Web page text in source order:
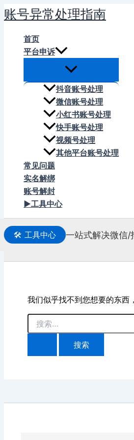
跳
至
账号异常处理指南
首页
平台申诉
抖音账号处理
微信账号处理
小红书账号处理
快手账号处理
视频号处理
其他平台账号处理
常见问题
实名解绑
账号解封
▶工具中心
🛠️ 工具中心 一站式解决微信/
我们似乎找不到您想要的东西
搜
索：